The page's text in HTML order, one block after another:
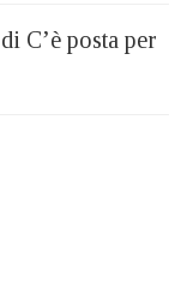
C’è posta per